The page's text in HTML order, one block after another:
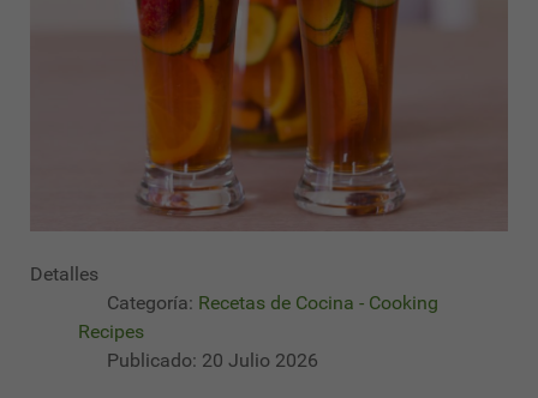
Detalles
Categoría: Recetas de Cocina - Cooking
Recipes
Publicado: 20 Julio 2026